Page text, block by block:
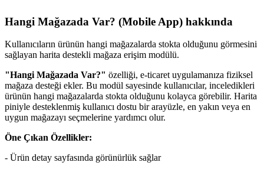
Hangi Mağazada Var? (Mobile App) hakkında
Kullanıcıların ürünün hangi mağazalarda stokta olduğunu görmesini
sağlayan harita destekli mağaza erişim modülü.
"Hangi Mağazada Var?" özelliği, e-ticaret uygulamanıza fiziksel
mağaza desteği ekler. Bu modül sayesinde kullanıcılar, inceledikleri
ürünün hangi mağazalarda stokta olduğunu kolayca görebilir. Harita
piniyle desteklenmiş kullanıcı dostu bir arayüzle, en yakın veya en
uygun mağazayı seçmelerine yardımcı olur.
Öne Çıkan Özellikler:
- Ürün detay sayfasında görünürlük sağlar